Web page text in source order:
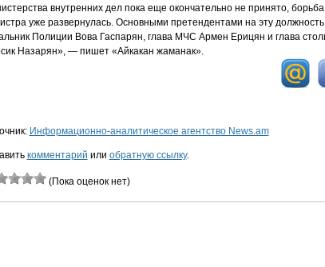
внутренних дел пока еще окончательно не принято,
уже развернулась. Основными претендентами на эту
Полиции Вова Гаспарян, глава МЧС Армен Ерицян и глава
Назарян», — пишет «Айкакан жаманак».
Информационно-аналитическое агентство News.am
комментарий или обратную ссылку.
(Пока оценок нет)